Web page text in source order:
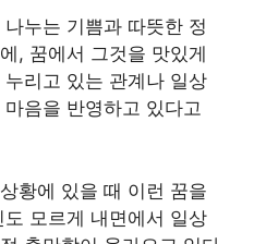
누는 기쁨과 따뜻한 정
, 꿈에서 그것을 맛있게
리고 있는 관계나 일상
음을 반영하고 있다고
황에 있을 때 이런 꿈을
모르게 내면에서 일상